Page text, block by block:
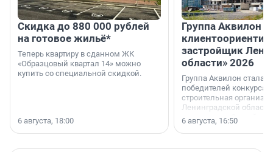
Скидка до 880 000 рублей
на готовое жильё*
Теперь квартиру в сданном ЖК
«Образцовый квартал 14» можно
купить со специальной скидкой.
6 августа, 18:00
Группа Аквилон
застройщик
области» 2026
Группа Аквилон стала
победителей конкурса
строительная
Ленинградской области
номинации «Самый
застройщик
области».
6 августа, 16:50